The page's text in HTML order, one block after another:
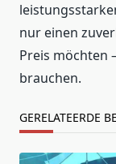
nur einen
Preis möchten
brauchen.
GERELATEERDE